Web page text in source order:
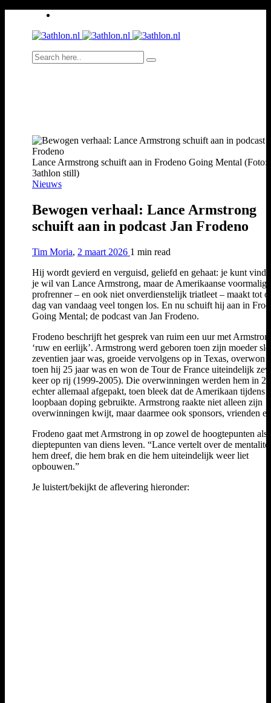
Lance Armstrong schuift aan in Frodeno Going Mental (Foto:
3athlon still)
Nieuws
Bewogen verhaal: Lance Armstrong
schuift aan in podcast Jan Frodeno
Tim Moria, 2 maart 2026 1 min read
Hij wordt gevierd en verguisd, geliefd en gehaat: je kunt
je wil van Lance Armstrong, maar de Amerikaanse voormalige
profrenner – en ook niet onverdienstelijk triatleet – maakt tot
dag van vandaag veel tongen los. En nu schuift hij aan in
Going Mental; de podcast van Jan Frodeno.
Frodeno beschrijft het gesprek van ruim een uur met
‘ruw en eerlijk’. Armstrong werd geboren toen zijn moeder
zeventien jaar was, groeide vervolgens op in Texas, overwon
toen hij 25 jaar was en won de Tour de France uiteindelijk
keer op rij (1999-2005). Die overwinningen werden hem in
echter allemaal afgepakt, toen bleek dat de Amerikaan tijdens
loopbaan doping gebruikte. Armstrong raakte niet alleen zijn
overwinningen kwijt, maar daarmee ook sponsors, vrienden
Frodeno gaat met Armstrong in op zowel de hoogtepunten als
dieptepunten van diens leven. “Lance vertelt over de
hem dreef, die hem brak en die hem uiteindelijk weer liet
opbouwen.”
Je luistert/bekijkt de aflevering hieronder: